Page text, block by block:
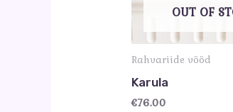
OUT OF
Rahvariide vööd
Karula
€76.00